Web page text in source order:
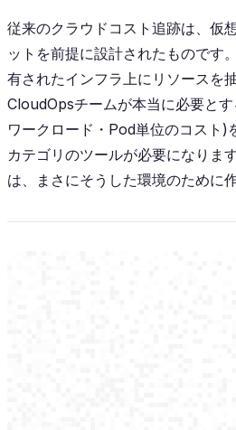
従来のクラウドコスト追跡は、仮
ットを前提に設計されたものです
有されたインフラ上にリソースを
CloudOpsチームが本当に必要と
ワークロード・Pod単位のコスト)
カテゴリのツールが必要になりま
は、まさにそうした環境のために